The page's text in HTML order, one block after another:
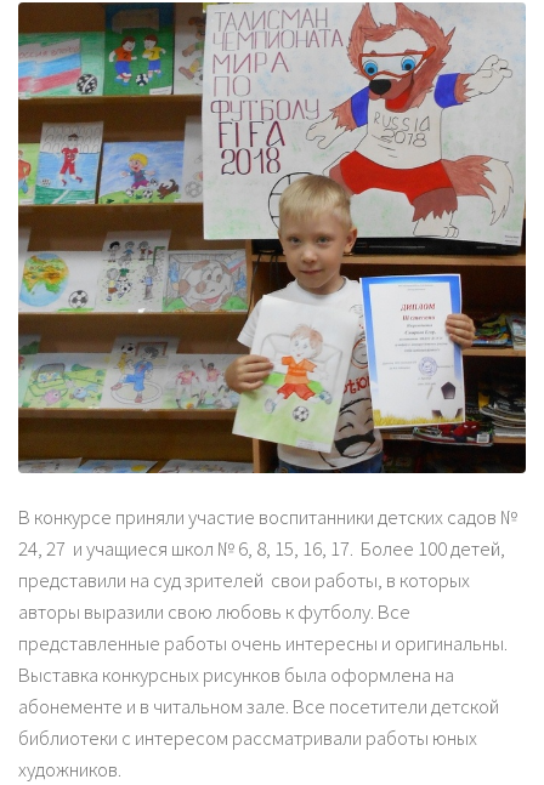
В конкурсе приняли участие воспитанники детских садов №
24, 27 и учащиеся школ № 6, 8, 15, 16, 17. Более 100 детей,
представили на суд зрителей свои работы, в которых
авторы выразили свою любовь к футболу. Все
представленные работы очень интересны и оригинальны.
Выставка конкурсных рисунков была оформлена на
абонементе и в читальном зале. Все посетители детской
библиотеки с интересом рассматривали работы юных
художников.